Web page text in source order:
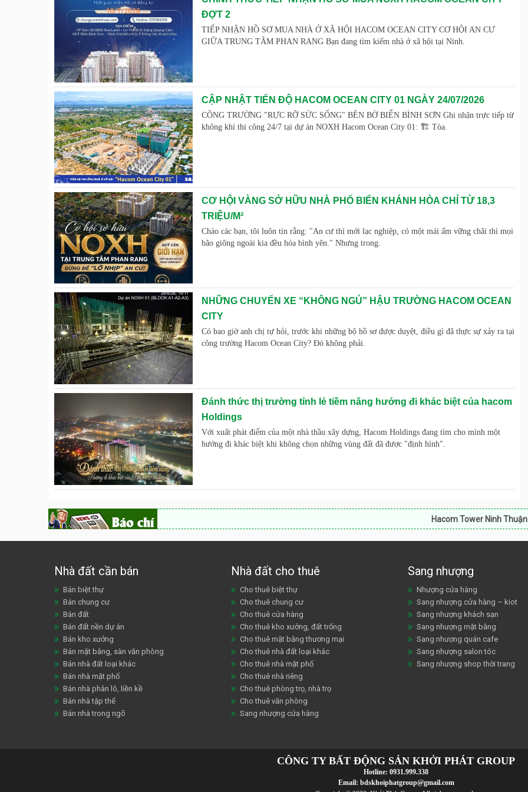
ĐỢT 2
TIẾP NHẬN HỒ SƠ MUA NHÀ Ở XÃ HỘI HACOM OCEAN CITY CƠ HỘI AN CƯ
GIỮA TRUNG TÂM PHAN RANG Bạn đang tìm kiếm nhà ở xã hội tại Ninh.
CẬP NHẬT TIẾN ĐỘ HACOM OCEAN CITY 01 NGÀY 24/07/2026
CÔNG TRƯỜNG "RỰC RỠ SỨC SỐNG" BÊN BỜ BIỂN BÌNH SƠN Ghi nhận trực tiếp từ
không khí thi công 24/7 tại dự án NOXH Hacom Ocean City 01: 🏗️ Tòa.
CƠ HỘI VÀNG SỞ HỮU NHÀ PHỐ BIỂN KHÁNH HÒA CHỈ TỪ 18,3
TRIỆU/M²
Chào các bạn, tôi luôn tin rằng: "An cư thì mới lạc nghiệp, có một mái ấm vững chãi thì mọi
bão giông ngoài kia đều hóa bình yên." Nhưng trong.
NHỮNG CHUYẾN XE “KHÔNG NGỦ” HẬU TRƯỜNG HACOM OCEAN
CITY
Có bao giờ anh chị tự hỏi, trước khi những bộ hồ sơ được duyệt, điều gì đã thực sự xảy ra tại
công trường Hacom Ocean City? Đó không phải.
Đánh thức thị trường tỉnh lẻ tiềm năng hướng đi khác biệt của hacom
Holdings
Với xuất phát điểm của một nhà thầu xây dựng, Hacom Holdings đang tìm cho mình một
hướng đi khác biệt khi không chọn những vùng đất đã được "định hình".
Hacom Tower Ninh Thuận:Bán căn hộ,
Nhà đất cần bán
Bán biệt thự
Bán chung cư
Bán đất
Bán đất nền dự án
Bán kho xưởng
Bán mặt bằng, sàn văn phòng
Bán nhà đất loại khác
Bán nhà mặt phố
Bán nhà phân lô, liền kề
Bán nhà tập thể
Bán nhà trong ngõ
Nhà đất cho thuê
Cho thuê biệt thự
Cho thuê chung cư
Cho thuê cửa hàng
Cho thuê kho xưởng, đất trống
Cho thuê mặt bằng thương mại
Cho thuê nhà đất loại khác
Cho thuê nhà mặt phố
Cho thuê nhà riêng
Cho thuê phòng trọ, nhà trọ
Cho thuê văn phòng
Sang nhượng cửa hàng
Sang nhượng
Nhượng cửa hàng
Sang nhượng cửa hàng – kiot
Sang nhượng khách sạn
Sang nhượng mặt bằng
Sang nhượng quán cafe
Sang nhượng salon tóc
Sang nhượng shop thời trang
CÔNG TY BẤT ĐỘNG SẢN KHỞI PHÁT GROUP
Hotline: 0931.999.338
Email: bdskhoiphatgroup@gmail.com